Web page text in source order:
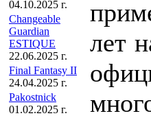
04.10.2025 г.
Changeable
Guardian
ESTIQUE
22.06.2025 г.
Final Fantasy II
24.04.2025 г.
Pakostnick
01.02.2025 г.
лет